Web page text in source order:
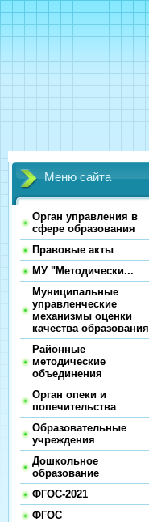
Меню сайта
Орган управления в
сфере образования
Правовые акты
МУ "Методически...
Муниципальные
управленческие
механизмы оценки
качества образования
Районные
методические
объединения
Орган опеки и
попечительства
Образовательные
учреждения
Дошкольное
образование
ФГОС-2021
ФГОС